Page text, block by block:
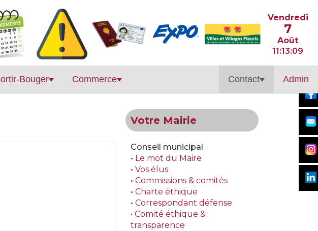
Vendredi
7
Août
11:13:10
Bouger Commerce Contact Admin
Votre Mairie
Conseil municipal
• Le mot du Maire
• Vos élus
• Commissions & comités
• Charte éthique
• Correspondant défense
• Comité éthique &
transparence